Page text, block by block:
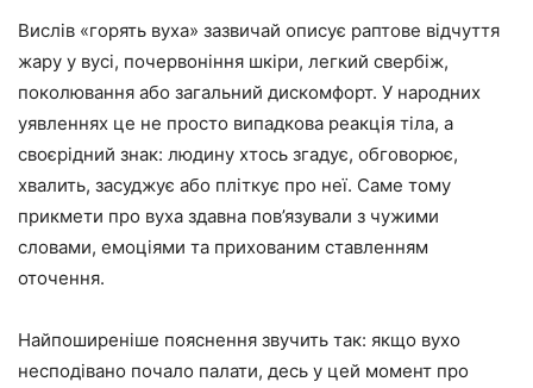
Вислів «горять вуха» зазвичай описує раптове відчуття
жару у вусі, почервоніння шкіри, легкий свербіж,
поколювання або загальний дискомфорт. У народних
уявленнях це не просто випадкова реакція тіла, а
своєрідний знак: людину хтось згадує, обговорює,
хвалить, засуджує або пліткує про неї. Саме тому
прикмети про вуха здавна пов’язували з чужими
словами, емоціями та прихованим ставленням
оточення.
Найпоширеніше пояснення звучить так: якщо вухо
несподівано почало палати, десь у цей момент про